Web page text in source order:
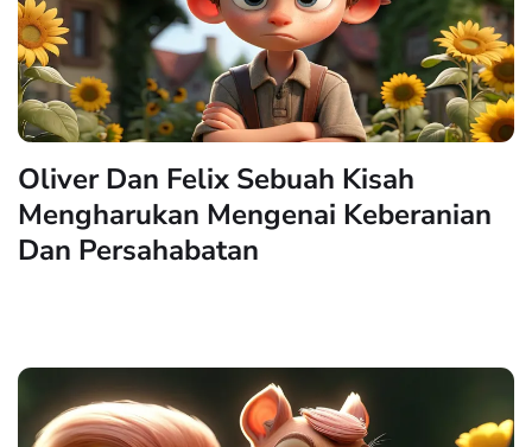
Oliver Dan Felix Sebuah Kisah
Mengharukan Mengenai Keberanian
Dan Persahabatan